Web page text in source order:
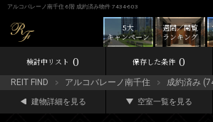
アルコバレーノ南千住 6階 成約済み物件 7434-603
週間／閲覧
ランキング
5大
キャンペーン
検討中リスト 0 保存した条件 0
REIT FIND アルコバレーノ南千住 成約済み
建物詳細を見る 空室一覧を見る